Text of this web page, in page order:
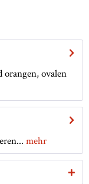
orangen, ovalen
mehr